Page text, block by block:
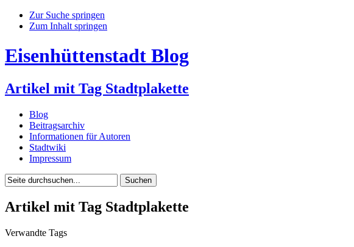
Zur Suche springen
Zum Inhalt springen
Eisenhüttenstadt Blog
Artikel mit Tag Stadtplakette
Blog
Beitragsarchiv
Informationen für Autoren
Stadtwiki
Impressum
Artikel mit Tag Stadtplakette
Verwandte Tags